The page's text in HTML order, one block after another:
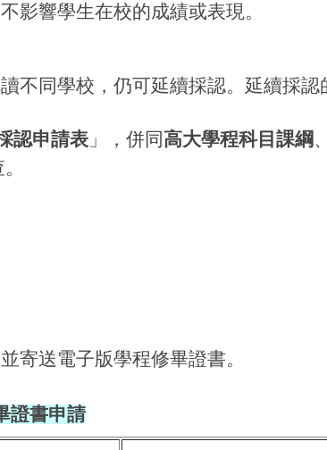
影響學生在校的成績或表現。
不同學校，仍可延續採認。延續採
認申請表」，併同高大學程科目課綱
寄送電子版學程修畢證書。
證書申請